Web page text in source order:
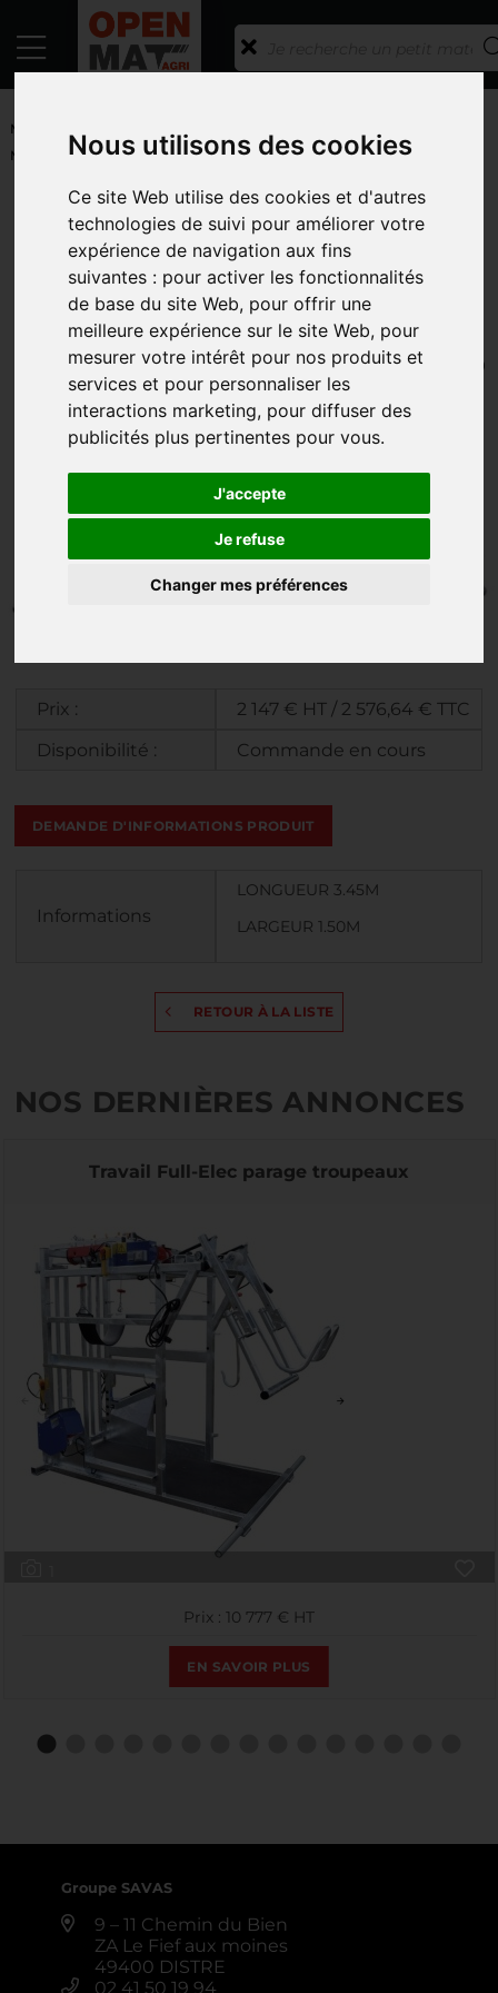
Nous utilisons des cookies
Ce site Web utilise des cookies et d'autres
technologies de suivi pour améliorer votre
expérience de navigation aux fins
suivantes : pour activer les fonctionnalités
de base du site Web, pour offrir une
meilleure expérience sur le site Web, pour
mesurer votre intérêt pour nos produits et
services et pour personnaliser les
interactions marketing, pour diffuser des
publicités plus pertinentes pour vous.
J'accepte
Je refuse
Changer mes préférences
MATERIELS
MAXI
RETOUR À LA LISTE
LA GEE
CLOCHE ÉQUARRISSAGE 3,45 M
VOLUME MAXI
RÉFÉRENCE : COSNP1131121
Prix :
2 147 € HT / 2 576,64 € TTC
Disponibilité :
Commande en cours
DEMANDE D'INFORMATIONS PRODUIT
Informations
LONGUEUR 3.45M
LARGEUR 1.50M
RETOUR À LA LISTE
NOS DERNIÈRES ANNONCES
Travail Full-Elec parage troupeaux
Prix : 10 777 € HT
EN SAVOIR PLUS
Groupe SAVAS
9 – 11 Chemin du Bien
ZA Le Fief aux moines
49400 DISTRE
02 41 50 19 94